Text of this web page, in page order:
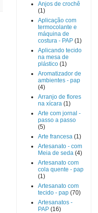
Anjos de crochê
(1)
Aplicação com
termocolante e
máquina de
costura - PAP (1)
Aplicando tecido
na mesa de
plástico (1)
Aromatizador de
ambientes - pap
(4)
Arranjo de flores
na xícara (1)
Arte com jornal -
passo a passo
(5)
Arte francesa (1)
Artesanato - com
Meia de seda (4)
Artesanato com
cola quente - pap
(1)
Artesanato com
tecido - pap (70)
Artesanatos -
PAP (16)